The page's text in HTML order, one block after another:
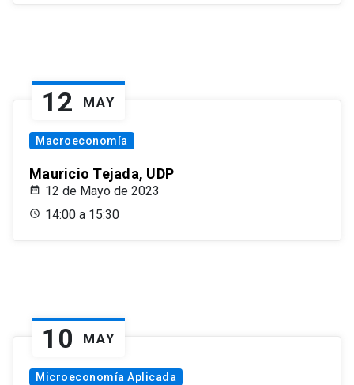
12 MAY
Macroeconomía
Mauricio Tejada, UDP
12 de Mayo de 2023
14:00 a 15:30
10 MAY
Microeconomía Aplicada